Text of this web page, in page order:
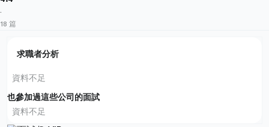
·
18 篇
求職者分析
資料不足
也參加過這些公司的面試
資料不足